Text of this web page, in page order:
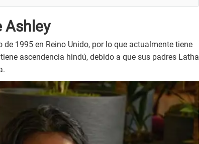
Ashley
de 1995 en Reino Unido, por lo que actualmente tiene
ascendencia hindú, debido a que sus padres Latha